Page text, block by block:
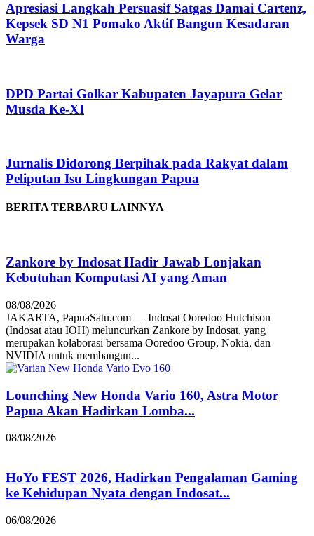
Apresiasi Langkah Persuasif Satgas Damai Cartenz,
Kepsek SD N1 Pomako Aktif Bangun Kesadaran
Warga
DPD Partai Golkar Kabupaten Jayapura Gelar
Musda Ke-XI
Jurnalis Didorong Berpihak pada Rakyat dalam
Peliputan Isu Lingkungan Papua
BERITA TERBARU LAINNYA
Zankore by Indosat Hadir Jawab Lonjakan
Kebutuhan Komputasi AI yang Aman
08/08/2026
JAKARTA, PapuaSatu.com — Indosat Ooredoo Hutchison
(Indosat atau IOH) meluncurkan Zankore by Indosat, yang
merupakan kolaborasi bersama Ooredoo Group, Nokia, dan
NVIDIA untuk membangun...
Lounching New Honda Vario 160, Astra Motor
Papua Akan Hadirkan Lomba...
08/08/2026
HoYo FEST 2026, Hadirkan Pengalaman Gaming
ke Kehidupan Nyata dengan Indosat...
06/08/2026